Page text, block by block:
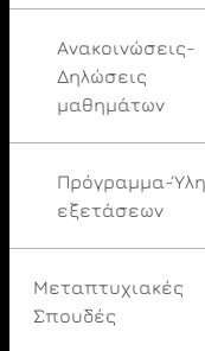
Ανακοινώσεις-
Δηλώσεις
μαθημάτων
Πρόγραμμα-Ύλη
εξετάσεων
Μεταπτυχιακές
Σπουδές